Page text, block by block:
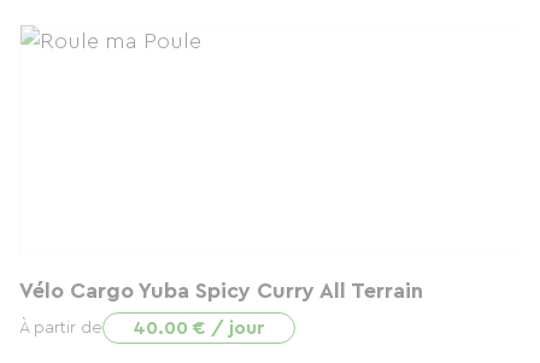
Vélo Cargo Yuba Spicy Curry All Terrain
À partir de 40.00 € / jour